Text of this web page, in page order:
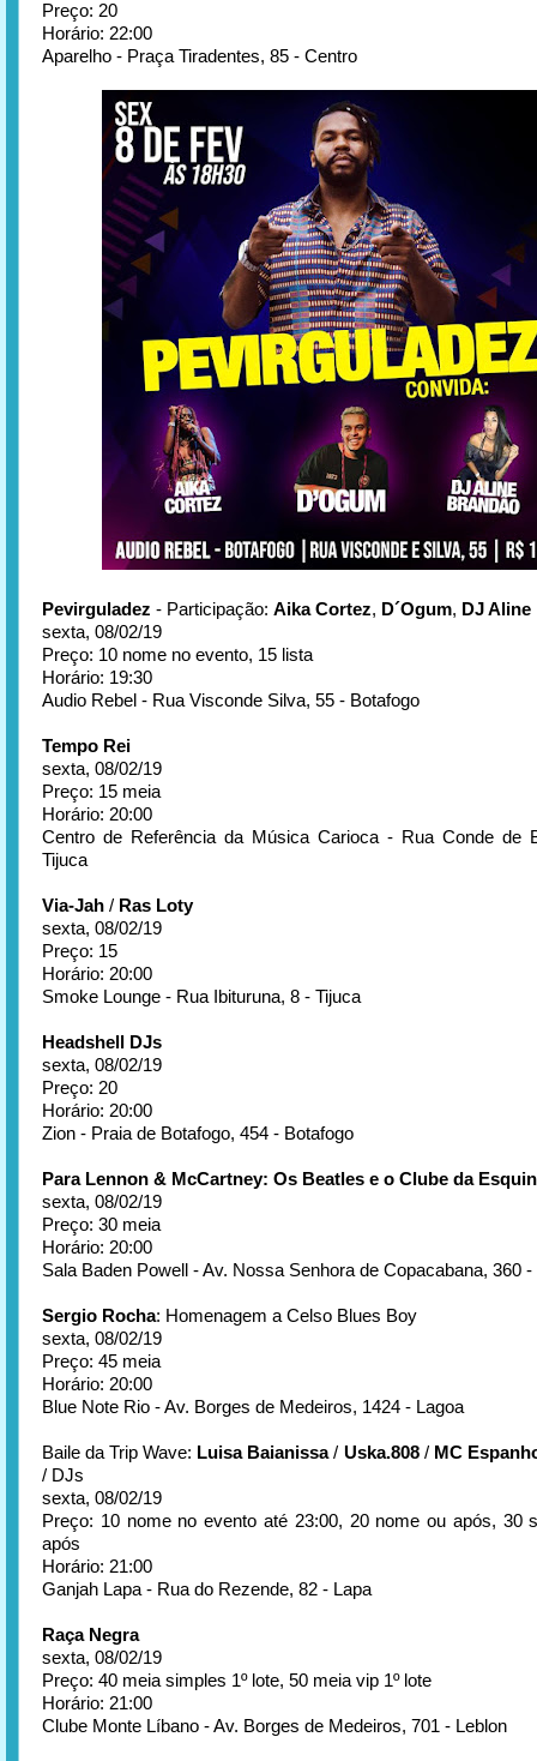
Preço: 20
Horário: 22:00
Aparelho - Praça Tiradentes, 85 - Centro
Pevirguladez - Participação: Aika Cortez, D´Ogum, DJ Aline
sexta, 08/02/19
Preço: 10 nome no evento, 15 lista
Horário: 19:30
Audio Rebel - Rua Visconde Silva, 55 - Botafogo
Tempo Rei
sexta, 08/02/19
Preço: 15 meia
Horário: 20:00
Centro de Referência da Música Carioca - Rua Conde de
Tijuca
Via-Jah / Ras Loty
sexta, 08/02/19
Preço: 15
Horário: 20:00
Smoke Lounge - Rua Ibituruna, 8 - Tijuca
Headshell DJs
sexta, 08/02/19
Preço: 20
Horário: 20:00
Zion - Praia de Botafogo, 454 - Botafogo
Para Lennon & McCartney: Os Beatles e o Clube da
sexta, 08/02/19
Preço: 30 meia
Horário: 20:00
Sala Baden Powell - Av. Nossa Senhora de Copacabana, 360
Sergio Rocha: Homenagem a Celso Blues Boy
sexta, 08/02/19
Preço: 45 meia
Horário: 20:00
Blue Note Rio - Av. Borges de Medeiros, 1424 - Lagoa
Baile da Trip Wave: Luisa Baianissa/ Uska.808/MC
/ DJs
sexta, 08/02/19
Preço: 10 nome no evento até 23:00, 20 nome ou após, 30
após
Horário: 21:00
Ganjah Lapa - Rua do Rezende, 82 - Lapa
Raça Negra
sexta, 08/02/19
Preço: 40 meia simples 1º lote, 50 meia vip 1º lote
Horário: 21:00
Clube Monte Líbano - Av. Borges de Medeiros, 701 - Leblon